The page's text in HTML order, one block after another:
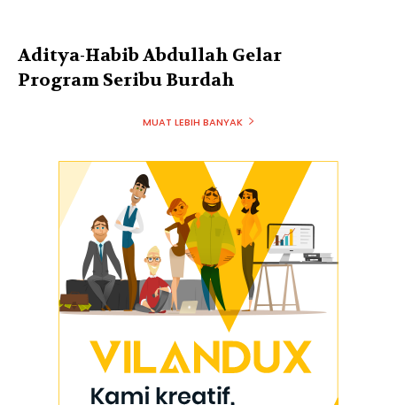
Aditya-Habib Abdullah Gelar
Program Seribu Burdah
MUAT LEBIH BANYAK